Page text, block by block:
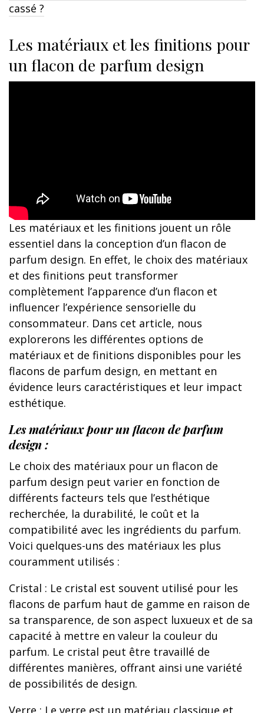
cassé ?
Les matériaux et les finitions pour
un flacon de parfum design
Les matériaux et les finitions jouent un rôle
essentiel dans la conception d’un flacon de
parfum design. En effet, le choix des matériaux
et des finitions peut transformer
complètement l’apparence d’un flacon et
influencer l’expérience sensorielle du
consommateur. Dans cet article, nous
explorerons les différentes options de
matériaux et de finitions disponibles pour les
flacons de parfum design, en mettant en
évidence leurs caractéristiques et leur impact
esthétique.
Les matériaux pour un flacon de parfum
design :
Le choix des matériaux pour un flacon de
parfum design peut varier en fonction de
différents facteurs tels que l’esthétique
recherchée, la durabilité, le coût et la
compatibilité avec les ingrédients du parfum.
Voici quelques-uns des matériaux les plus
couramment utilisés :
Cristal : Le cristal est souvent utilisé pour les
flacons de parfum haut de gamme en raison de
sa transparence, de son aspect luxueux et de sa
capacité à mettre en valeur la couleur du
parfum. Le cristal peut être travaillé de
différentes manières, offrant ainsi une variété
de possibilités de design.
Verre : Le verre est un matériau classique et